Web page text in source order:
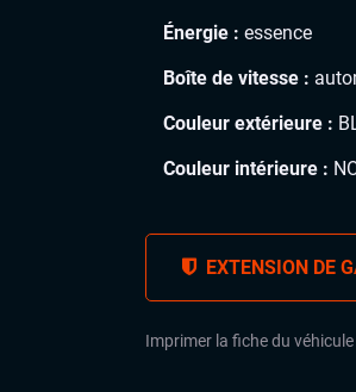
Énergie : essence
Boîte de vitesse :
Couleur extérieure :
Couleur intérieure :
EXTENSION DE
Imprimer la fiche du véhicule